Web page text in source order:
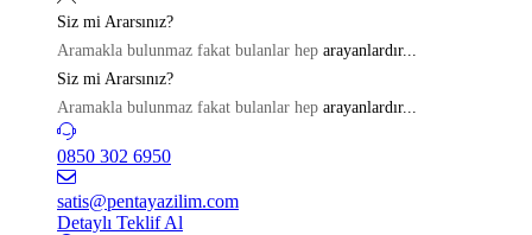
Siz mi Ararsınız?
Aramakla bulunmaz fakat bulanlar hep arayanlardır...
Siz mi Ararsınız?
Aramakla bulunmaz fakat bulanlar hep arayanlardır...
0850 302 6950
satis@pentayazilim.com
Detaylı Teklif Al